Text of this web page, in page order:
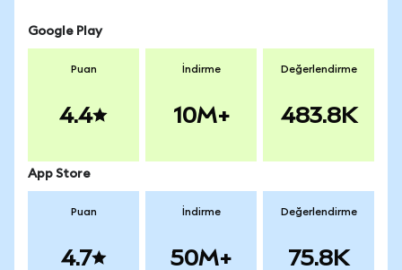
Google Play
Puan
4.4
İndirme
10M+
Değerlendirme
483.8K
App Store
Puan
4.7
İndirme
50M+
Değerlendirme
75.8K